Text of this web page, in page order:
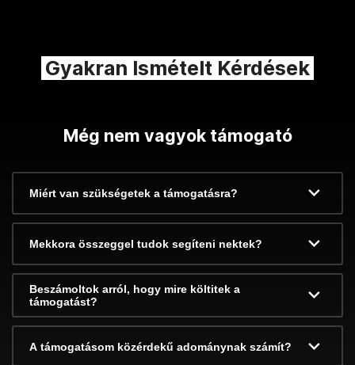
Gyakran Ismételt Kérdések
Még nem vagyok támogató
Miért van szükségetek a támogatásra?
Mekkora összeggel tudok segíteni nektek?
Beszámoltok arról, hogy mire költitek a
támogatást?
A támogatásom közérdekű adománynak számít?